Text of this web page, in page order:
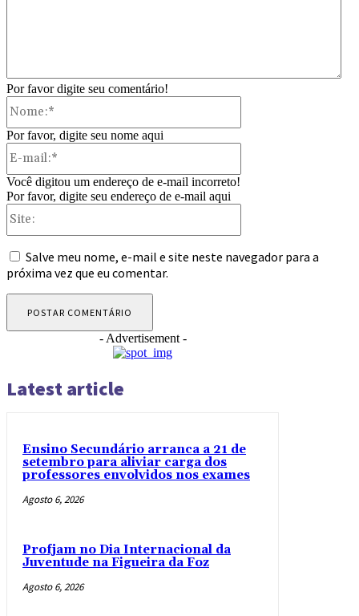
Por favor digite seu comentário!
Por favor, digite seu nome aqui
Você digitou um endereço de e-mail incorreto!
Por favor, digite seu endereço de e-mail aqui
Salve meu nome, e-mail e site neste navegador para a
próxima vez que eu comentar.
- Advertisement -
Latest article
Ensino Secundário arranca a 21 de
setembro para aliviar carga dos
professores envolvidos nos exames
Agosto 6, 2026
Profjam no Dia Internacional da
Juventude na Figueira da Foz
Agosto 6, 2026